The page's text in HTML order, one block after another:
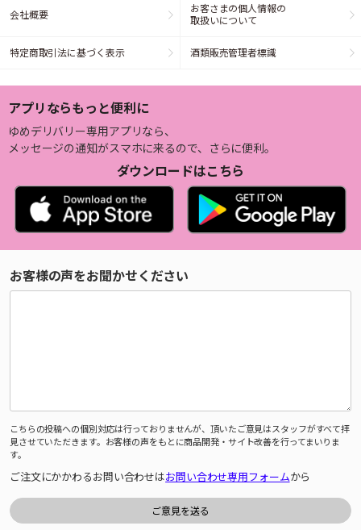
会社概要
お客さまの個人情報の
取扱いについて
特定商取引法に基づく表示 酒類販売管理者標識
アプリならもっと便利に
ゆめデリバリー専用アプリなら、
メッセージの通知がスマホに来るので、さらに便利。
ダウンロードはこちら
お客様の声をお聞かせください
こちらの投稿への個別対応は行っておりませんが、頂いたご意見はスタッフがすべて拝
見させていただきます。お客様の声をもとに商品開発・サイト改善を行ってまいりま
す。
ご注文にかかわるお問い合わせはお問い合わせ専用フォームから